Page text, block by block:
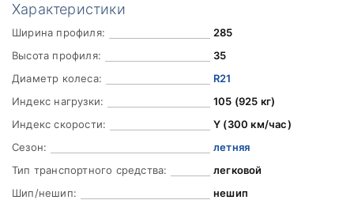
Характеристики
Ширина профиля:
285
Высота профиля:
35
Диаметр колеса:
R21
Индекс нагрузки:
105 (925 кг)
Индекс скорости:
Y (300 км/час)
Сезон:
летняя
Тип транспортного средства:
легковой
Шип/нешип:
нешип